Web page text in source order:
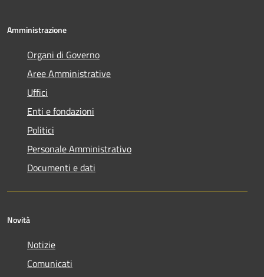
Amministrazione
Organi di Governo
Aree Amministrative
Uffici
Enti e fondazioni
Politici
Personale Amministrativo
Documenti e dati
Novità
Notizie
Comunicati